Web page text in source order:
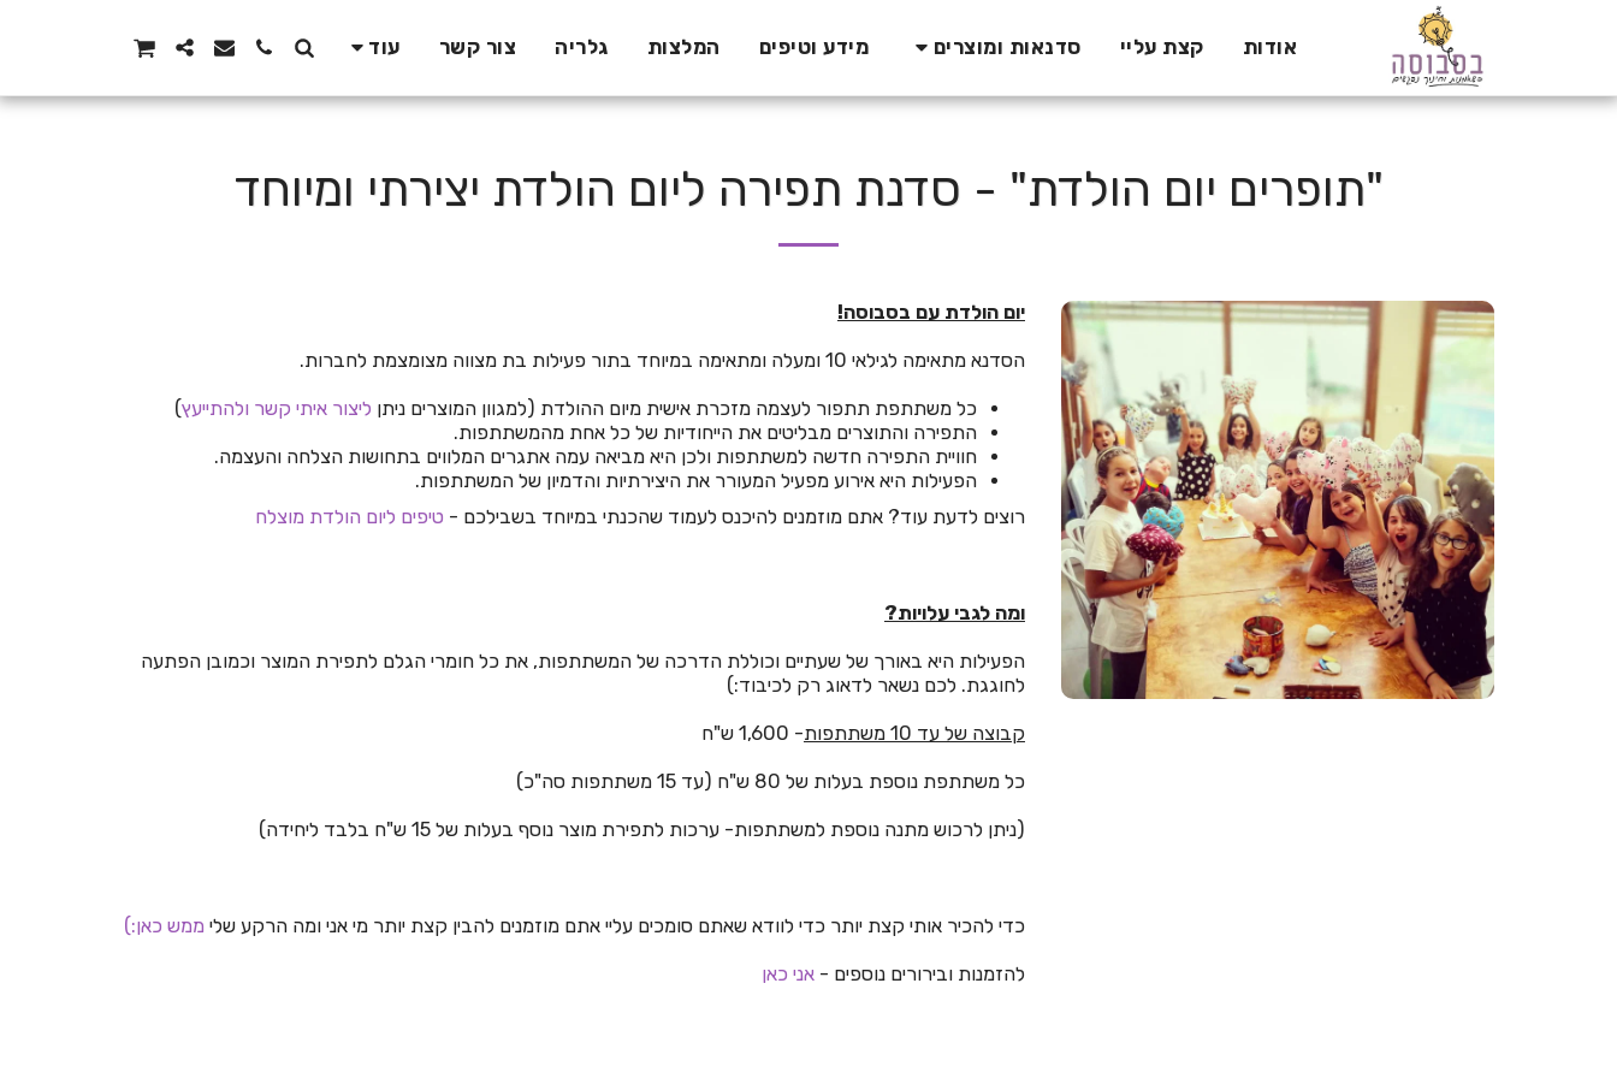
אודות קצת עליי סדנאות ומוצרים מידע וטיפים המלצות גלריה צור קשר עוד
"תופרים יום הולדת" - סדנת תפירה ליום הולדת יצירתי ומיוחד
יום הולדת עם בסבוסה!
הסדנא מתאימה לגילאי 10 ומעלה ומתאימה במיוחד בתור פעילות בת מצווה מצומצמת לחברות.
כל משתתפת תתפור לעצמה מזכרת אישית מיום ההולדת (למגוון המוצרים ניתן ליצור איתי קשר ולהתייעץ)
התפירה והתוצרים מבליטים את הייחודיות של כל אחת מהמשתתפות.
חוויית התפירה חדשה למשתתפות ולכן היא מביאה עמה אתגרים המלווים בתחושות הצלחה והעצמה.
הפעילות היא אירוע מפעיל המעורר את היצירתיות והדמיון של המשתתפות.
רוצים לדעת עוד? אתם מוזמנים להיכנס לעמוד שהכנתי במיוחד בשבילכם - טיפים ליום הולדת מוצלח
ומה לגבי עלויות?
הפעילות היא באורך של שעתיים וכוללת הדרכה של המשתתפות, את כל חומרי הגלם לתפירת המוצר וכמובן הפתעה
לחוגגת. לכם נשאר לדאוג רק לכיבוד:)
קבוצה של עד 10 משתתפות - 1,600 ש"ח
כל משתתפת נוספת בעלות של 80 ש"ח (עד 15 משתתפות סה"כ)
(ניתן לרכוש מתנה נוספת למשתתפות- ערכות לתפירת מוצר נוסף בעלות של 15 ש"ח בלבד ליחידה)
כדי להכיר אותי קצת יותר כדי לוודא שאתם סומכים עליי אתם מוזמנים להבין קצת יותר מי אני ומה הרקע שלי ממש כאן:)
להזמנות ובירורים נוספים - אני כאן